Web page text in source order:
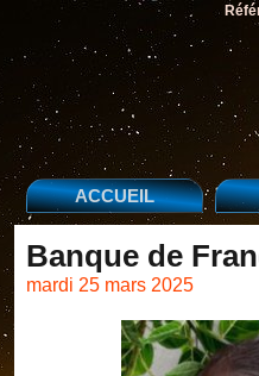
ACCUEIL
Banque de
mardi 25 mars 2025